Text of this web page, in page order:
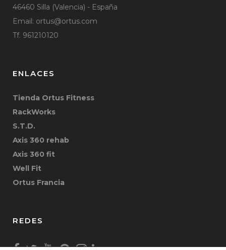
46460 Silla (Valencia) - España
Email: ortus@ortus.com
Tf. 961210120
ENLACES
Tienda Ortus Fitness
RackWorks
S.T.D.
Axis 360 rehab
Axis 360 fit
Well Fit
Ortus Francia
REDES